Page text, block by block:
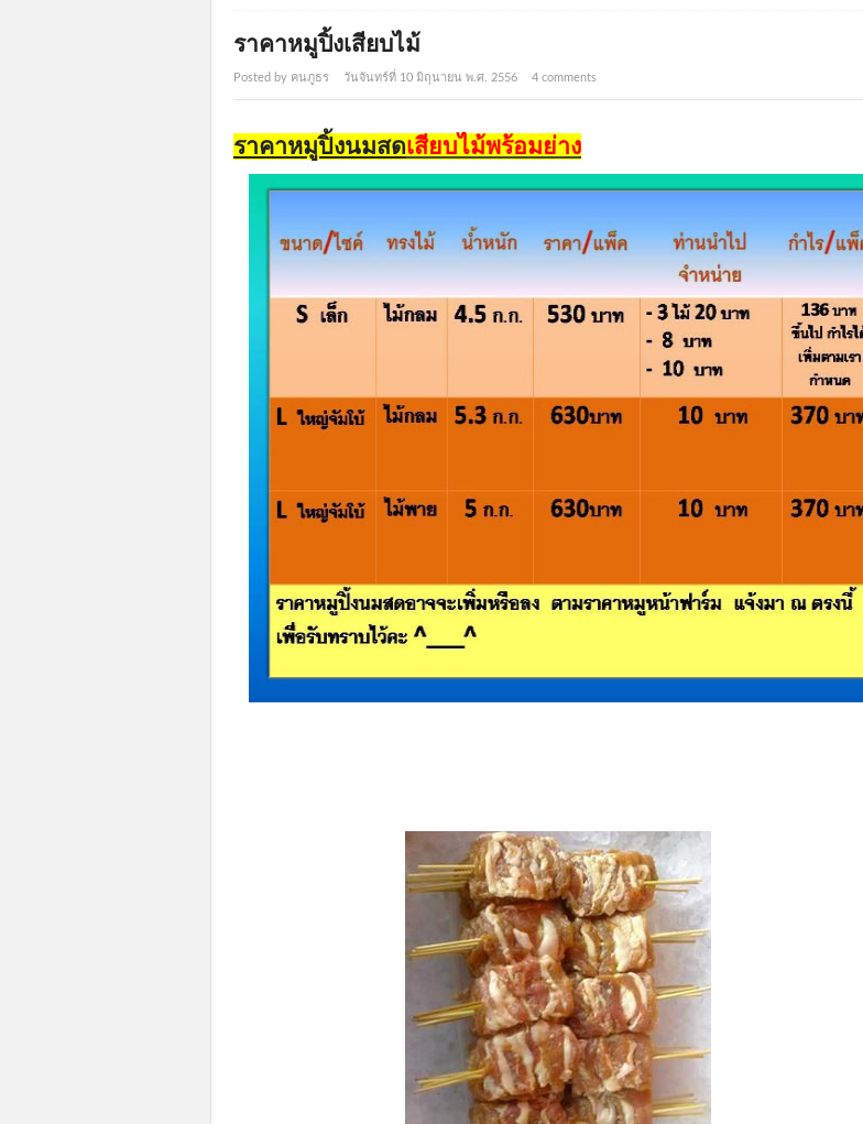
ราคาหมูปิ้งเสียบไม้
Posted by คนภูธร วันจันทร์ที่ 10 มิถุนายน พ.ศ. 2556 4 comments
ราคาหมูปิ้งนมสดเสียบไม้พร้อมย่าง